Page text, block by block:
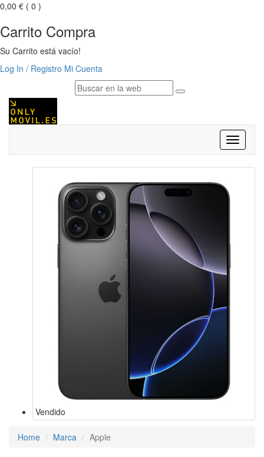
0,00 € ( 0 )
Carrito Compra
Su Carrito está vacío!
Log In / Registro Mi Cuenta
Vendido
Home Marca Apple